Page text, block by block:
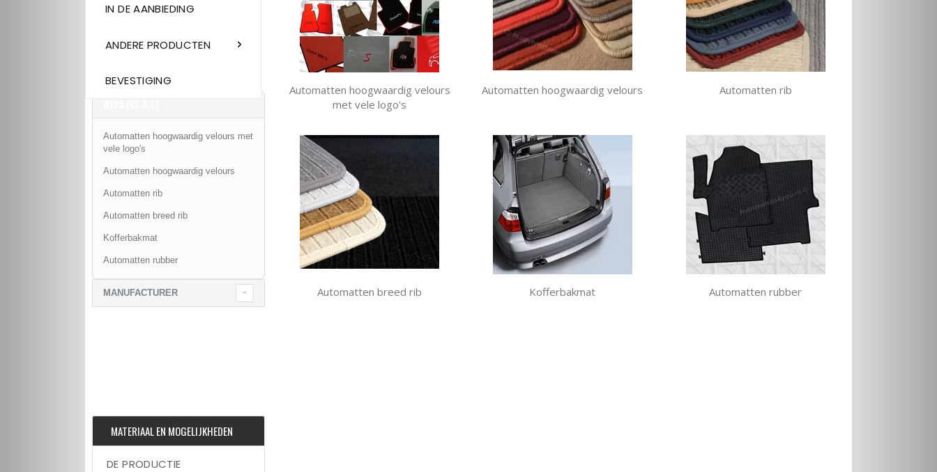
IN DE AANBIEDING
ANDERE PRODUCTEN
BEVESTIGING
Automatten hoogwaardig velours
met vele logo's
Automatten hoogwaardig velours Automatten rib
Automatten breed rib Kofferbakmat Automatten rubber
Automatten hoogwaardig velours met
vele logo's
Automatten hoogwaardig velours
Automatten rib
Automatten breed rib
Kofferbakmat
Automatten rubber
MANUFACTURER
MATERIAAL EN MOGELIJKHEDEN
DE PRODUCTIE